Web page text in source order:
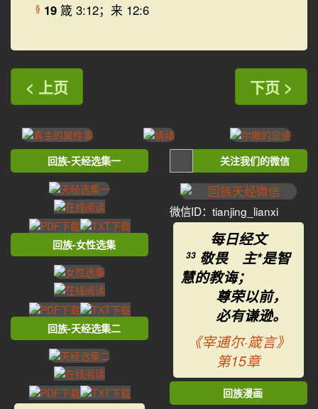
§ 19 箴 3:12；来 12:6
< 上页 下页 >
回族-天经选集一
回族-女性选集
回族-天经选集二
关注我们的微信
微信ID：tianjing_lianxi
每日经文
33 敬畏 主*是智
慧的教诲；
尊荣以前，
必有谦逊。
《宰逋尔·箴言》
第15章
回族漫画